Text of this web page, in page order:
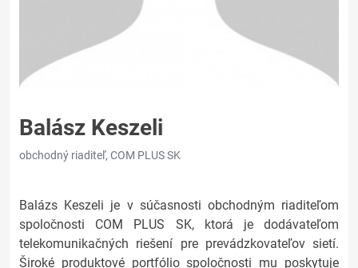
Balász Keszeli
obchodný riaditeľ, COM PLUS SK
Balázs Keszeli je v súčasnosti obchodným riaditeľom
spoločnosti COM PLUS SK, ktorá je dodávateľom
telekomunikačných riešení pre prevádzkovateľov sietí.
Široké produktové portfólio spoločnosti mu poskytuje